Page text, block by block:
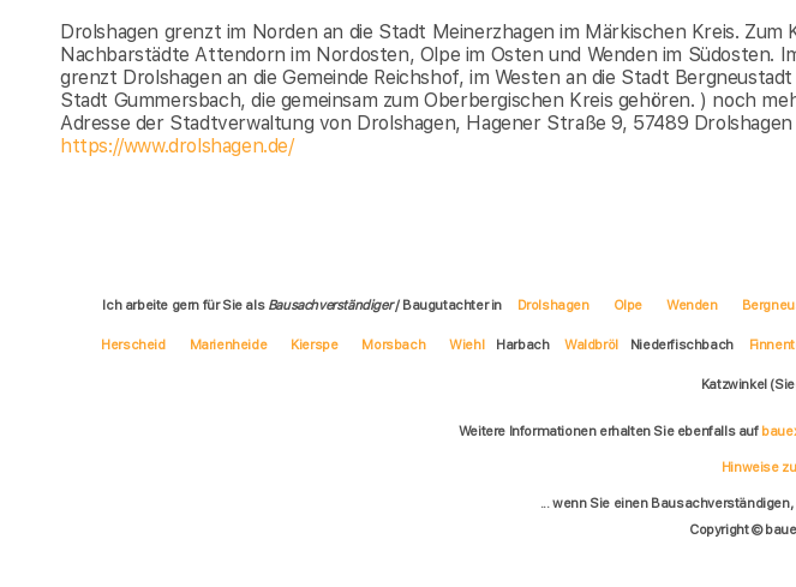
Drolshagen grenzt im Norden an die Stadt Meinerzhagen im Märkischen Kreis. Zum
Nachbarstädte Attendorn im Nordosten, Olpe im Osten und Wenden im Südosten.
grenzt Drolshagen an die Gemeinde Reichshof, im Westen an die Stadt
Stadt Gummersbach, die gemeinsam zum Oberbergischen Kreis gehören. ) noch
Adresse der Stadtverwaltung von Drolshagen, Hagener Straße 9, 57489
https://www.drolshagen.de/
Ich arbeite gern für Sie als Bausachverständiger/ Baugutachter in Drolshagen Olpe Wenden
Herscheid Marienheide Kierspe Morsbach Wiehl Harbach Waldbröl Niederfischbach
Katzwinkel
Weitere Informationen erhalten Sie ebenfalls auf
Hinweise
... wenn Sie einen
Copyright ©